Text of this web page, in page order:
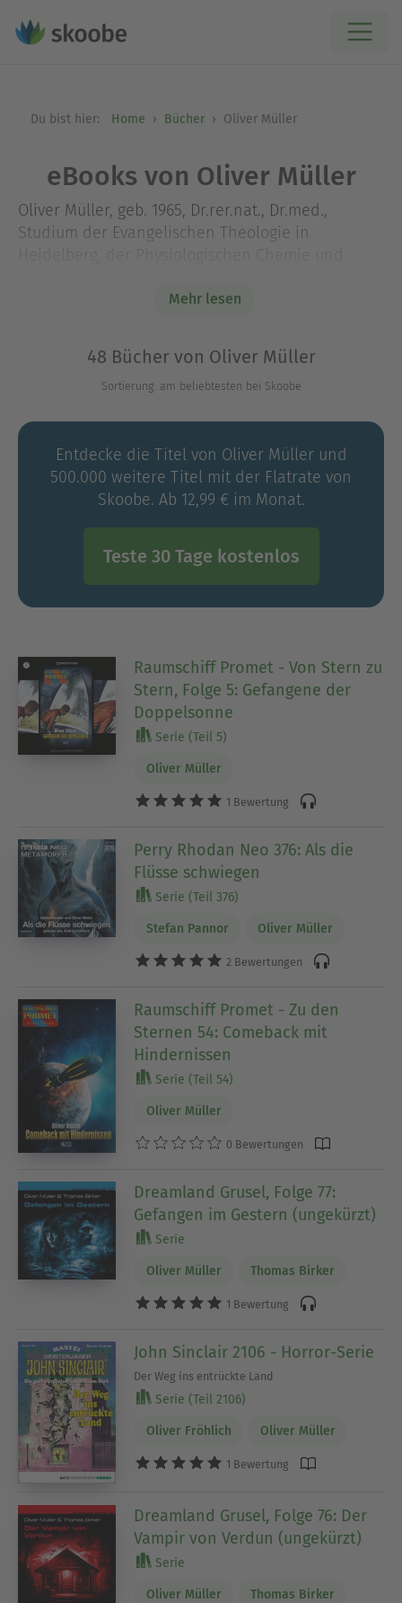
Du bist hier: Home Bücher Oliver Müller
eBooks von Oliver Müller
Oliver Müller, geb. 1965, Dr.rer.nat., Dr.med.,
Studium der Evangelischen Theologie in
in Bochum und Homburg (Saar). Er ist Professor
an der Hochschule Kaiserslautern.
Mehr lesen
48 Bücher von Oliver Müller
Sortierung: am beliebtesten bei Skoobe
Entdecke die Titel von Oliver Müller und
500.000 weitere Titel mit der Flatrate von
Skoobe. Ab 12,99 € im Monat.
Teste 30 Tage kostenlos
Raumschiff Promet - Von Stern zu
Stern, Folge 5: Gefangene der
Doppelsonne
Serie (Teil 5)
Oliver Müller
1 Bewertung
Perry Rhodan Neo 376: Als die
Flüsse schwiegen
Serie (Teil 376)
Stefan Pannor Oliver Müller
2 Bewertungen
Raumschiff Promet - Zu den
Sternen 54: Comeback mit
Hindernissen
Serie (Teil 54)
Oliver Müller
0 Bewertungen
Dreamland Grusel, Folge 77:
Gefangen im Gestern (ungekürzt)
Serie
Oliver Müller Thomas Birker
1 Bewertung
John Sinclair 2106 - Horror-Serie
Der Weg ins entrückte Land
Serie (Teil 2106)
Oliver Fröhlich Oliver Müller
1 Bewertung
Dreamland Grusel, Folge 76: Der
Vampir von Verdun (ungekürzt)
Serie
Oliver Müller Thomas Birker